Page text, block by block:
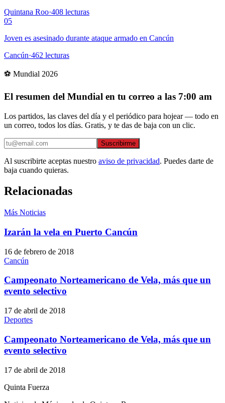
Quintana Roo·408 lecturas
05
Joven es asesinado durante ataque armado en Cancún
Cancún·462 lecturas
⚽ Mundial 2026
El resumen del Mundial en tu correo a las 7:00 am
Los partidos, las claves del día y el periódico para hojear — todo en
un correo, todos los días. Gratis, y te das de baja con un clic.
Suscribirme
Al suscribirte aceptas nuestro aviso de privacidad. Puedes darte de
baja cuando quieras.
Relacionadas
Más Noticias
Izarán la vela en Puerto Cancún
16 de febrero de 2018
Cancún
Campeonato Norteamericano de Vela, más que un
evento selectivo
17 de abril de 2018
Deportes
Campeonato Norteamericano de Vela, más que un
evento selectivo
17 de abril de 2018
Quinta Fuerza